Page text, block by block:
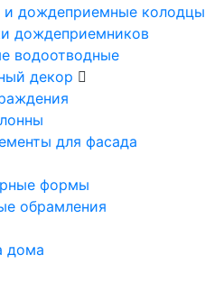
дождеприемные колодцы
дождеприемников
водоотводные
декор
для фасада
формы
обрамления
дома